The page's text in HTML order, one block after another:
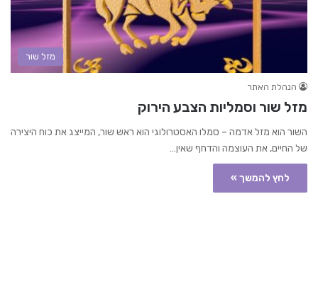
מזל שור
הנהלת האתר
מזל שור וסמליות הצבע הירוק
השור הוא מזל אדמה – סמלו האסטרולוגי הוא ראש שור, המייצג את כוח היצירה
של החיים, את העוצמה והדחף שאין…
לחץ להמשך »